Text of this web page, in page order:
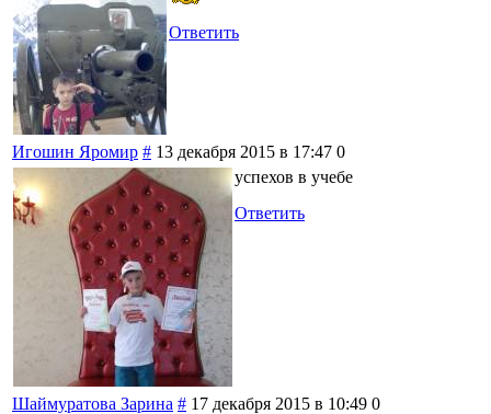
Ответить
Игошин Яромир # 13 декабря 2015 в 17:47 0
успехов в учебе
Ответить
Шаймуратова Зарина # 17 декабря 2015 в 10:49 0